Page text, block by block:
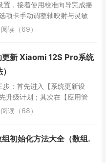
，接着使用校准向导完成摇
项卡手动调整轴映射与灵敏
确保...
阅读（69）
新 Xiaomi 12S Pro系统
：首先进入【系统更新设
升级计划；其次在【应用管
和数...
阅读（68）
初始化方法大全（数组.